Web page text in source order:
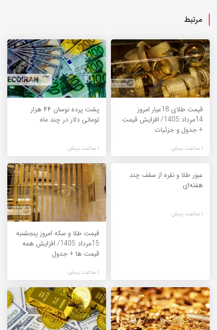
مرتبط
قیمت طلای 18عیار امروز
14مرداد 1405/ افزایش قیمت
+ جدول و جزئیات
1 ساعت پیش
پشت پرده نوسان ۴۴ هزار
تومانی دلار در چند ماه
1 ساعت پیش
عبور طلا و نقره از سقف چند
هفته‌ای
1 ساعت پیش
قیمت طلا و سکه امروز پنجشنبه
15مرداد 1405/ افزایش همه
قیمت ها + جدول
1 ساعت پیش